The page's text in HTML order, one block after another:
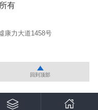
有
康力大道1458号
回到顶部